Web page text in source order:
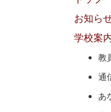
お知ら
学校案
教
通
あ